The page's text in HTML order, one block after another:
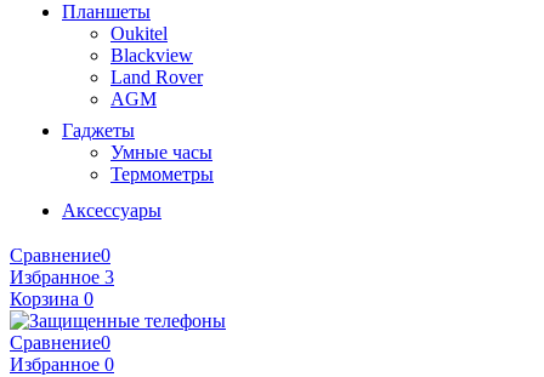
Планшеты
Oukitel
Blackview
Land Rover
AGM
Гаджеты
Умные часы
Термометры
Аксессуары
Сравнение0
Избранное 3
Корзина 0
Сравнение0
Избранное 0